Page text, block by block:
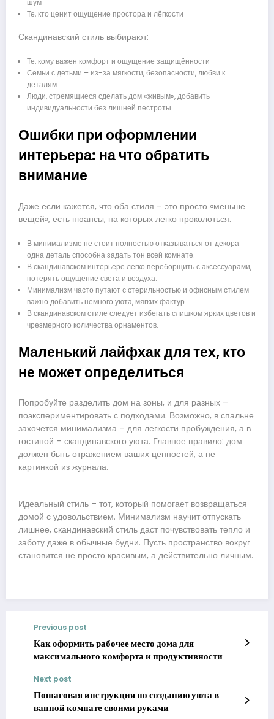
Те, кто ценит ощущение простора и лёгкости
Скандинавский стиль выбирают:
Те, кому важен комфорт и ощущение защищённости
Семьи с детьми – из-за мягкости, безопасности, любви к
деталям
Люди, стремящиеся сделать дом «живым», добавить
индивидуальности без лишней пестроты
Ошибки при оформлении
интерьера: на что обратить
внимание
Даже если кажется, что оба стиля – это просто «меньше
вещей», есть нюансы, на которых легко проколоться.
В минимализме не стоит полностью отказываться от декора:
одна деталь способна задать тон всей комнате.
В скандинавском интерьере легко переборщить с аксессуарами,
потерять ощущение света и воздуха.
Минимализм часто путают с стерильностью и офисным стилем –
важно добавить немного уюта, мягких фактур.
В скандинавском стиле следует избегать слишком ярких цветов и
чрезмерного количества орнаментов.
Маленький лайфхак для тех, кто
не может определиться
Попробуйте разделить дом на зоны, и для разных –
поэкспериментировать с подходами. Возможно, в спальне
захочется минимализма – для легкости пробуждения, а в
гостиной – скандинавского уюта. Главное правило: дом
должен быть отражением ваших ценностей, а не
картинкой из журнала.
Идеальный стиль – тот, который помогает возвращаться
домой с удовольствием. Минимализм научит отпускать
лишнее, скандинавский стиль даст почувствовать тепло и
заботу даже в обычные будни. Пусть пространство вокруг
становится не просто красивым, а действительно личным.
Previous post
Как оформить рабочее место дома для
максимального комфорта и продуктивности
Next post
Пошаговая инструкция по созданию уюта в
ванной комнате своими руками